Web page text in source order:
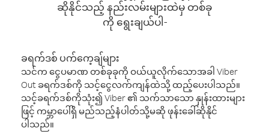
ဆိုနိုင်သည့် နည်းလမ်းများထဲမှ တစ်ခု
ကို ရွေးချယ်ပါ-
ခရက်ဒစ် ပက်ကေ့ချ်များ
သင်က ငွေပမာဏ တစ်ခုခုကို ဝယ်ယူလိုက်သောအခါ Viber
Out ခရက်ဒစ်ကို သင့်ငွေလက်ကျန်ထဲသို့ ထည့်ပေးပါသည်။
သင့်ခရက်ဒစ်ကိုသုံး၍ Viber ၏ သက်သာသော နှုန်းထားများ
ဖြင့် ကမ္ဘာပေါ်ရှိ မည်သည့်နံပါတ်သို့မဆို ဖုန်းခေါ်ဆိုနိုင်
ပါသည်။